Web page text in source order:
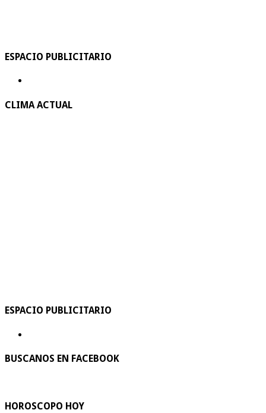
ESPACIO PUBLICITARIO
CLIMA ACTUAL
ESPACIO PUBLICITARIO
BUSCANOS EN FACEBOOK
HOROSCOPO HOY